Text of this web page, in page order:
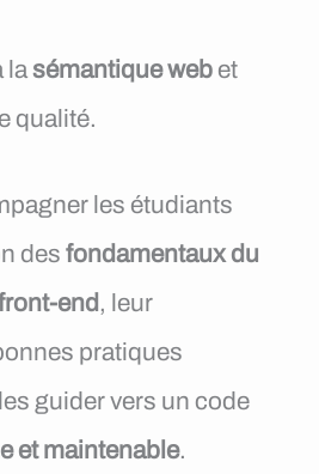
lasémantique web et
qualité.
les étudiants
des fondamentaux du
end , leur
pratiques
guider vers un code
et maintenable.